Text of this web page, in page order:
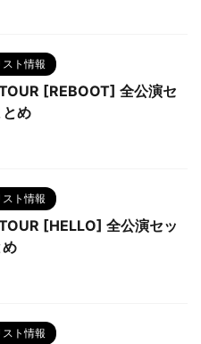
ト情報
[REBOOT] 全公演セ
め
ト情報
[HELLO] 全公演セッ
め
ト情報